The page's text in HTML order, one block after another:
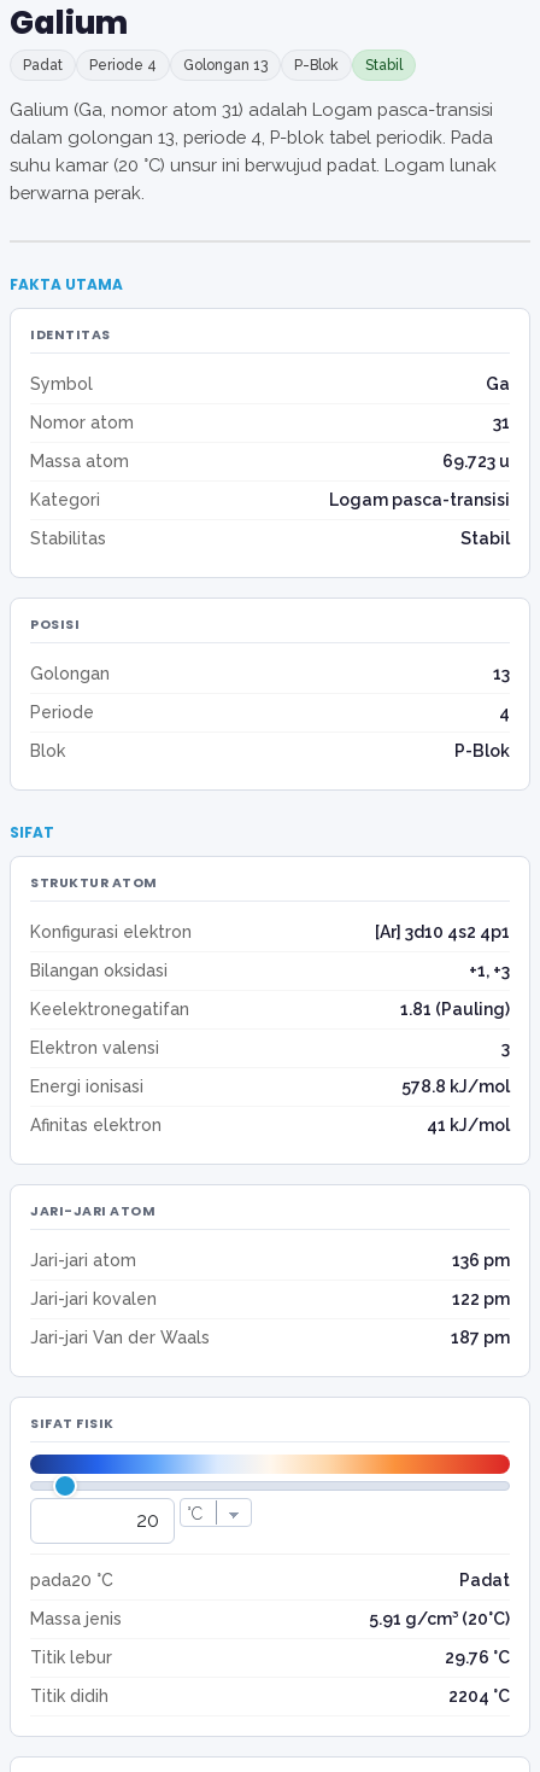
Galium
Padat Periode 4 Golongan 13 P-Blok Stabil
Galium (Ga, nomor atom 31) adalah Logam pasca-transisi
dalam golongan 13, periode 4, P-blok tabel periodik. Pada
suhu kamar (20 °C) unsur ini berwujud padat. Logam lunak
berwarna perak.
FAKTA UTAMA
IDENTITAS
Symbol
Ga
Nomor atom
31
Massa atom
69.723 u
Kategori
Logam pasca-transisi
Stabilitas
Stabil
POSISI
Golongan
13
Periode
4
Blok
P-Blok
SIFAT
STRUKTUR ATOM
Konfigurasi elektron
[Ar] 3d10 4s2 4p1
Bilangan oksidasi
+1, +3
Keelektronegatifan
1.81 (Pauling)
Elektron valensi
3
Energi ionisasi
578.8 kJ/mol
Afinitas elektron
41 kJ/mol
JARI-JARI ATOM
Jari-jari atom
136 pm
Jari-jari kovalen
122 pm
Jari-jari Van der Waals
187 pm
SIFAT FISIK
pada20 °C
Padat
Massa jenis
5.91 g/cm³ (20°C)
Titik lebur
29.76 °C
Titik didih
2204 °C